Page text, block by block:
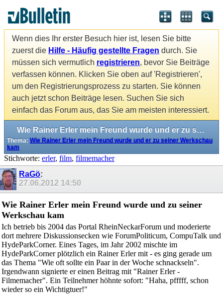
Wenn dies Ihr erster Besuch hier ist, lesen Sie bitte
zuerst die Hilfe - Häufig gestellte Fragen durch. Sie
müssen sich vermutlich registrieren, bevor Sie Beiträge
verfassen können. Klicken Sie oben auf 'Registrieren',
um den Registrierungsprozess zu starten. Sie können
auch jetzt schon Beiträge lesen. Suchen Sie sich
einfach das Forum aus, das Sie am meisten interessiert.
Wie Rainer Erler mein Freund wurde und er zu seiner Werkschau kam
Thema: Wie Rainer Erler mein Freund wurde und er zu seiner Werkschau
kam
Stichworte: erler, film, filmemacher
RaGö:
27.06.2012 14:50
Wie Rainer Erler mein Freund wurde und zu seiner
Werkschau kam
Ich betrieb bis 2004 das Portal RheinNeckarForum und moderierte
dort mehrere Diskussionsecken wie ForumPoliticum, CompuTalk und
HydeParkCorner. Eines Tages, im Jahr 2002 mischte im
HydeParkCorner plötzlich ein Rainer Erler mit - es ging gerade um
das Thema "Wie oft sollte ein Paar in der Woche schnackseln".
Irgendwann signierte er einen Beitrag mit "Rainer Erler -
Filmemacher". Ein Teilnehmer höhnte sofort: "Haha, pfffff, schon
wieder so ein Wichtigtuer!"